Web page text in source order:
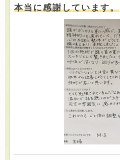
本当に感謝しています。